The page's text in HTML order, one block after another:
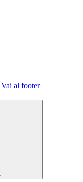
Vai al footer